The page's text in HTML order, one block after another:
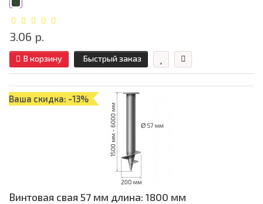
3.06 р.
В корзину Быстрый заказ
Ваша скидка: -13%
Винтовая свая 57 мм длина: 1800 мм